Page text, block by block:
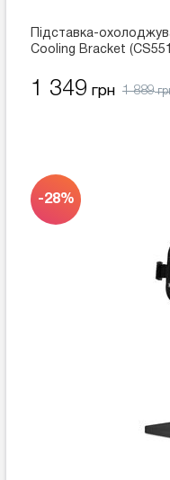
Підставка-
Cooling Bracket
1 349 грн 1 889
-28%